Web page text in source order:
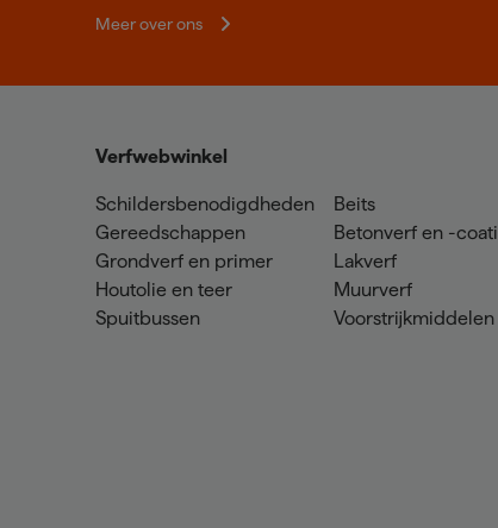
Meer over ons
Verfwebwinkel
Schildersbenodigdheden
Gereedschappen
Grondverf en primer
Houtolie en teer
Spuitbussen
Beits
Betonverf en -
Lakverf
Muurverf
Voorstrijkmiddelen